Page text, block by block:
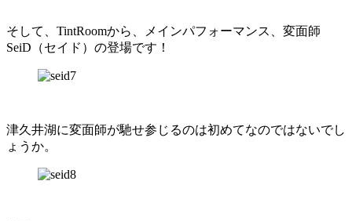
そして、TintRoomから、メインパフォーマンス、変面師
SeiD（セイド）の登場です！
津久井湖に変面師が馳せ参じるのは初めてなのではないでし
ょうか。